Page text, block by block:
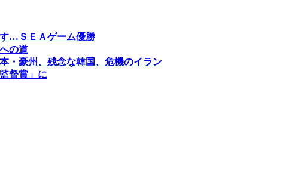
…ＳＥＡゲーム優勝
の道
・豪州、残念な韓国、危機のイラン
督賞」に